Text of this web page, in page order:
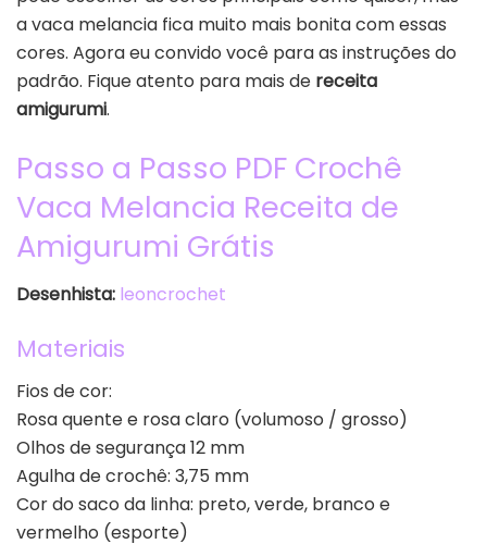
a vaca melancia fica muito mais bonita com essas
cores. Agora eu convido você para as instruções do
padrão. Fique atento para mais de receita
amigurumi.
Passo a Passo PDF Crochê
Vaca Melancia Receita de
Amigurumi Grátis
Desenhista: leoncrochet
Materiais
Fios de cor:
Rosa quente e rosa claro (volumoso / grosso)
Olhos de segurança 12 mm
Agulha de crochê: 3,75 mm
Cor do saco da linha: preto, verde, branco e
vermelho (esporte)